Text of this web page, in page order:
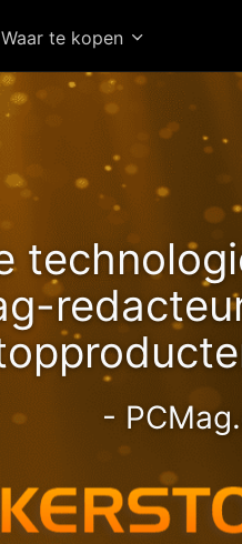
Waar te kopen
-
Gen2